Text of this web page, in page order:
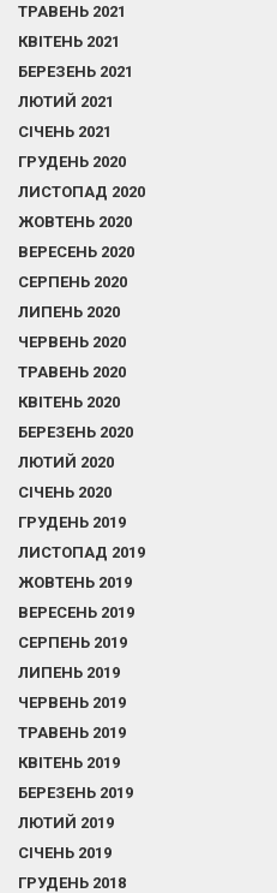
ТРАВЕНЬ 2021
КВІТЕНЬ 2021
БЕРЕЗЕНЬ 2021
ЛЮТИЙ 2021
СІЧЕНЬ 2021
ГРУДЕНЬ 2020
ЛИСТОПАД 2020
ЖОВТЕНЬ 2020
ВЕРЕСЕНЬ 2020
СЕРПЕНЬ 2020
ЛИПЕНЬ 2020
ЧЕРВЕНЬ 2020
ТРАВЕНЬ 2020
КВІТЕНЬ 2020
БЕРЕЗЕНЬ 2020
ЛЮТИЙ 2020
СІЧЕНЬ 2020
ГРУДЕНЬ 2019
ЛИСТОПАД 2019
ЖОВТЕНЬ 2019
ВЕРЕСЕНЬ 2019
СЕРПЕНЬ 2019
ЛИПЕНЬ 2019
ЧЕРВЕНЬ 2019
ТРАВЕНЬ 2019
КВІТЕНЬ 2019
БЕРЕЗЕНЬ 2019
ЛЮТИЙ 2019
СІЧЕНЬ 2019
ГРУДЕНЬ 2018